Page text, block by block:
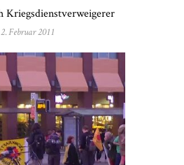
Kriegsdienstverweigerer
2. Februar 2011